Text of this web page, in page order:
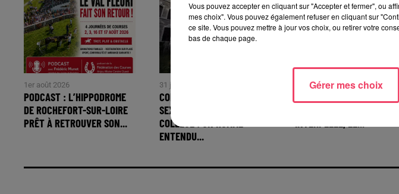
1er août 2026
PODCAST : L’HIPPODROME
DE ROCHEFORT-SUR-LOIRE
PRÊT À RETROUVER SON...
31 juillet 2026
COMBRÉE. AGRESSIONS
SEXUELLES À L'ANCIEN
COLLÈGE : UN HOMME
ENTENDU...
29 juillet 2026
Vous pouvez accepter en cliquant sur "Accepter et fermer", ou
mes choix". Vous pouvez également refuser en cliquant sur
ce site. Vous pouvez mettre à jour vos choix, ou retirer votre
bas de chaque page.
Gérer mes choix